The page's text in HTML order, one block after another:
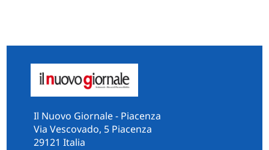
Il Nuovo Giornale - Piacenza
Via Vescovado, 5 Piacenza
29121 Italia